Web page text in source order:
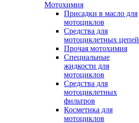
Мотохимия
Присадки в масло для
мотоциклов
Средства для
мотоциклетных цепей
Прочая мотохимия
Специальные
жидкости для
мотоциклов
Средства для
мотоциклетных
фильтров
Косметика для
мотоциклов